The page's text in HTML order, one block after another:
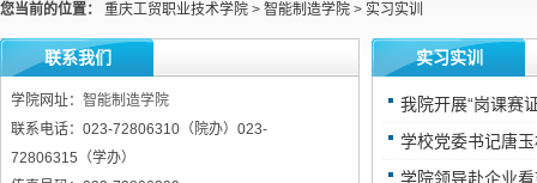
您当前的位置： 重庆工贸职业技术学院 > 智能制造学院 > 实习实训
联系我们
学院网址： 智能制造学院
联系电话：023-72806310（院办）023-
72806315（学办）
实习实训
我院开展“岗课赛
学校党委书记唐
学院领导赴企业